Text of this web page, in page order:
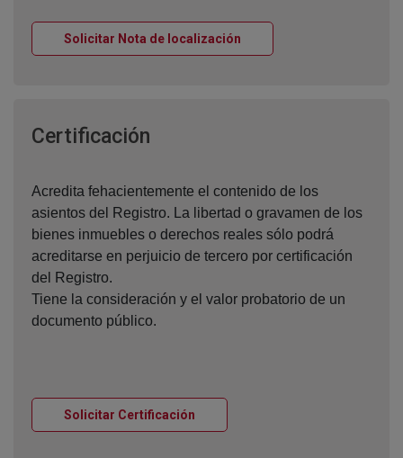
Solicitar Nota de localización
Certificación
Acredita fehacientemente el contenido de los
asientos del Registro. La libertad o gravamen de los
bienes inmuebles o derechos reales sólo podrá
acreditarse en perjuicio de tercero por certificación
del Registro.
Tiene la consideración y el valor probatorio de un
documento público.
Solicitar Certificación